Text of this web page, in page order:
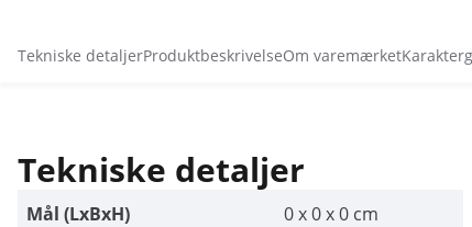
Tekniske detaljerProduktbeskrivelseOm varemærket
Tekniske detaljer
Mål (LxBxH) 0 x 0 x 0 cm